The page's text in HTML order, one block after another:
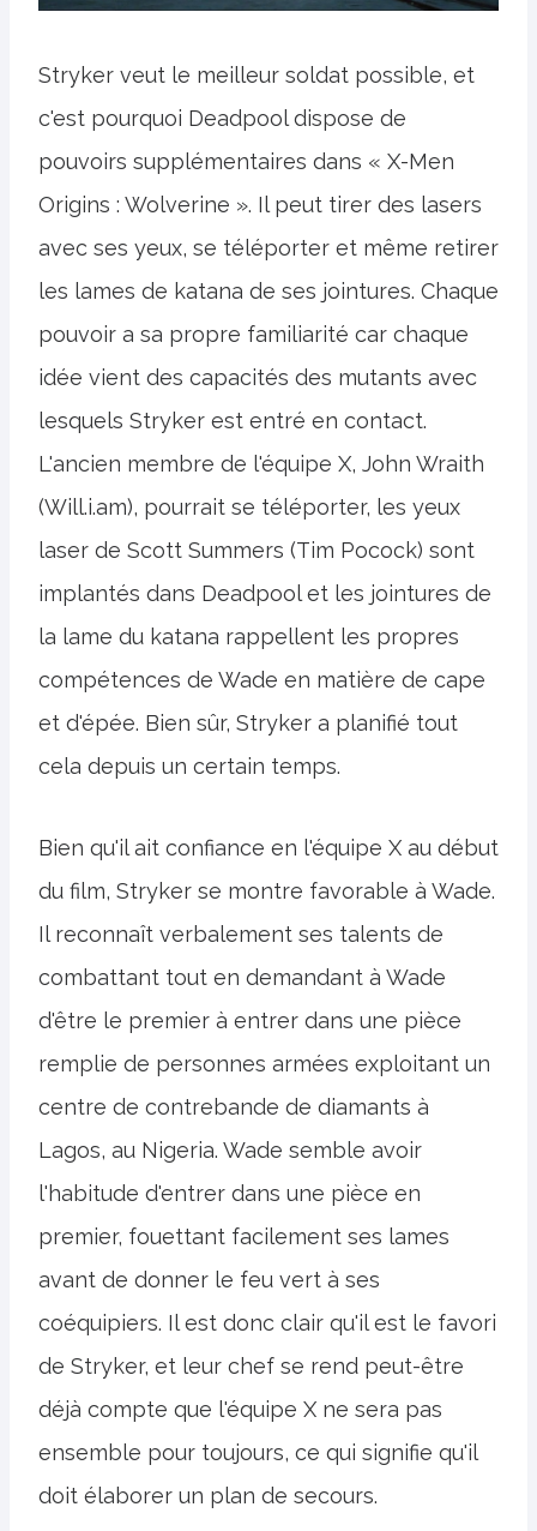
Stryker veut le meilleur soldat possible, et
c'est pourquoi Deadpool dispose de
pouvoirs supplémentaires dans « X-Men
Origins : Wolverine ». Il peut tirer des lasers
avec ses yeux, se téléporter et même retirer
les lames de katana de ses jointures. Chaque
pouvoir a sa propre familiarité car chaque
idée vient des capacités des mutants avec
lesquels Stryker est entré en contact.
L'ancien membre de l'équipe X, John Wraith
(Will.i.am), pourrait se téléporter, les yeux
laser de Scott Summers (Tim Pocock) sont
implantés dans Deadpool et les jointures de
la lame du katana rappellent les propres
compétences de Wade en matière de cape
et d'épée. Bien sûr, Stryker a planifié tout
cela depuis un certain temps.
Bien qu'il ait confiance en l'équipe X au début
du film, Stryker se montre favorable à Wade.
Il reconnaît verbalement ses talents de
combattant tout en demandant à Wade
d'être le premier à entrer dans une pièce
remplie de personnes armées exploitant un
centre de contrebande de diamants à
Lagos, au Nigeria. Wade semble avoir
l'habitude d'entrer dans une pièce en
premier, fouettant facilement ses lames
avant de donner le feu vert à ses
coéquipiers. Il est donc clair qu'il est le favori
de Stryker, et leur chef se rend peut-être
déjà compte que l'équipe X ne sera pas
ensemble pour toujours, ce qui signifie qu'il
doit élaborer un plan de secours.